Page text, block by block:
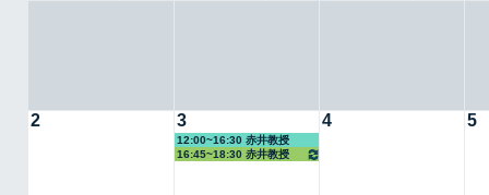
2 3
12:00~16:30 赤井教授
16:45~18:30 赤井教授
4 5